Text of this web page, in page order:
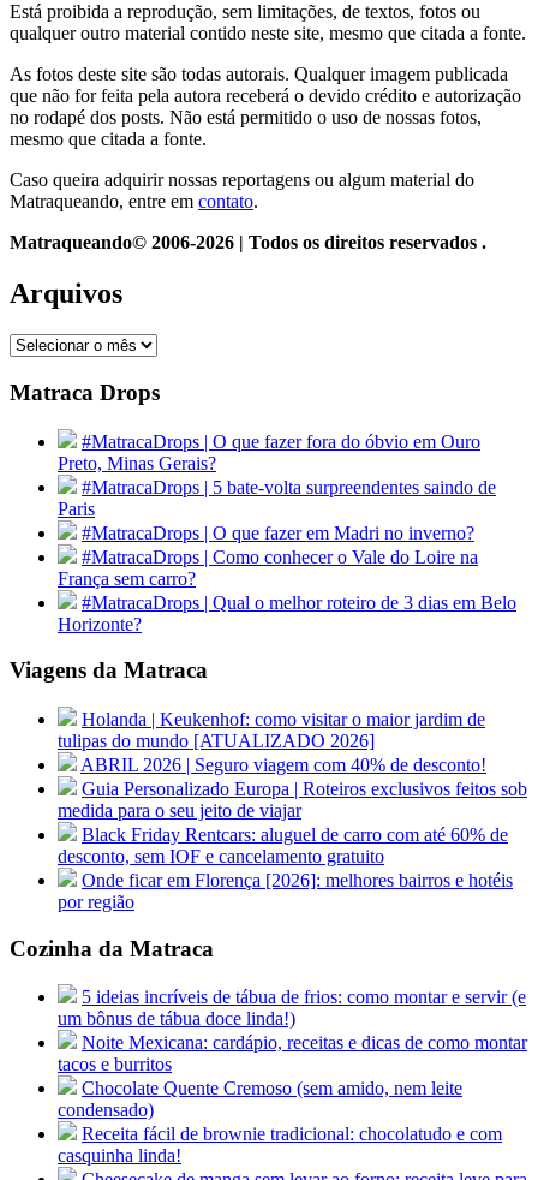
Está proibida a reprodução, sem limitações, de textos, fotos ou
qualquer outro material contido neste site, mesmo que citada a fonte.
As fotos deste site são todas autorais. Qualquer imagem publicada
que não for feita pela autora receberá o devido crédito e autorização
no rodapé dos posts. Não está permitido o uso de nossas fotos,
mesmo que citada a fonte.
Caso queira adquirir nossas reportagens ou algum material do
Matraqueando, entre em contato.
Matraqueando© 2006-2026 | Todos os direitos reservados .
Arquivos
Arquivos
Matraca Drops
#MatracaDrops | O que fazer fora do óbvio em Ouro
Preto, Minas Gerais?
#MatracaDrops | 5 bate-volta surpreendentes saindo de
Paris
#MatracaDrops | O que fazer em Madri no inverno?
#MatracaDrops | Como conhecer o Vale do Loire na
França sem carro?
#MatracaDrops | Qual o melhor roteiro de 3 dias em Belo
Horizonte?
Viagens da Matraca
Holanda | Keukenhof: como visitar o maior jardim de
tulipas do mundo [ATUALIZADO 2026]
ABRIL 2026 | Seguro viagem com 40% de desconto!
Guia Personalizado Europa | Roteiros exclusivos feitos sob
medida para o seu jeito de viajar
Black Friday Rentcars: aluguel de carro com até 60% de
desconto, sem IOF e cancelamento gratuito
Onde ficar em Florença [2026]: melhores bairros e hotéis
por região
Cozinha da Matraca
5 ideias incríveis de tábua de frios: como montar e servir (e
um bônus de tábua doce linda!)
Noite Mexicana: cardápio, receitas e dicas de como montar
tacos e burritos
Chocolate Quente Cremoso (sem amido, nem leite
condensado)
Receita fácil de brownie tradicional: chocolatudo e com
casquinha linda!